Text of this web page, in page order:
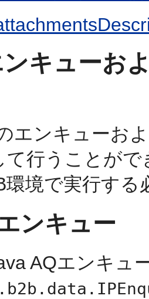
キューお
エンキューお
て行うことがで
環境で実行する
ンキュー
AQエンキュ